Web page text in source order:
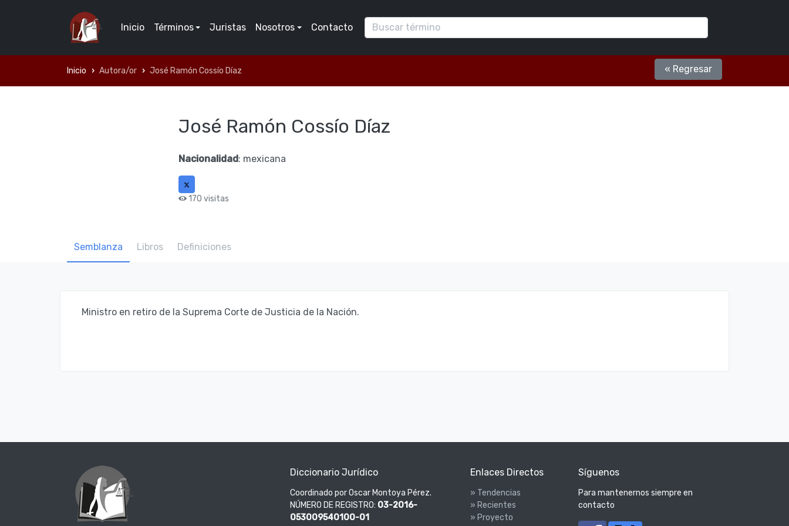
Inicio Términos Juristas Nosotros Contacto
Inicio Autora/or José Ramón Cossí­o Dí­az « Regresar
José Ramón Cossí­o Dí­az
Nacionalidad: mexicana
170 visitas
Semblanza Libros Definiciones
Ministro en retiro de la Suprema Corte de Justicia de la Nación.
Diccionario Jurídico
Coordinado por Oscar Montoya Pérez.
NÚMERO DE REGISTRO: 03-2016-
053009540100-01
Enlaces Directos
» Tendencias
» Recientes
» Proyecto
Síguenos
Para mantenernos siempre en
contacto